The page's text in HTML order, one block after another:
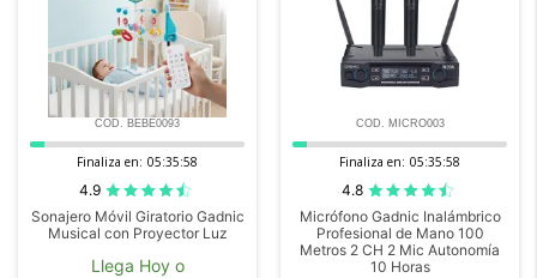
COD. BEBE0093
Finaliza en: 05:35:56
4.9
Sonajero Móvil Giratorio Gadnic
Musical con Proyector Luz
Llega Hoy o
COD. MICRO003
Finaliza en: 05:35:56
4.8
Micrófono Gadnic Inalámbrico
Profesional de Mano 100
Metros 2 CH 2 Mic Autonomía
10 Horas